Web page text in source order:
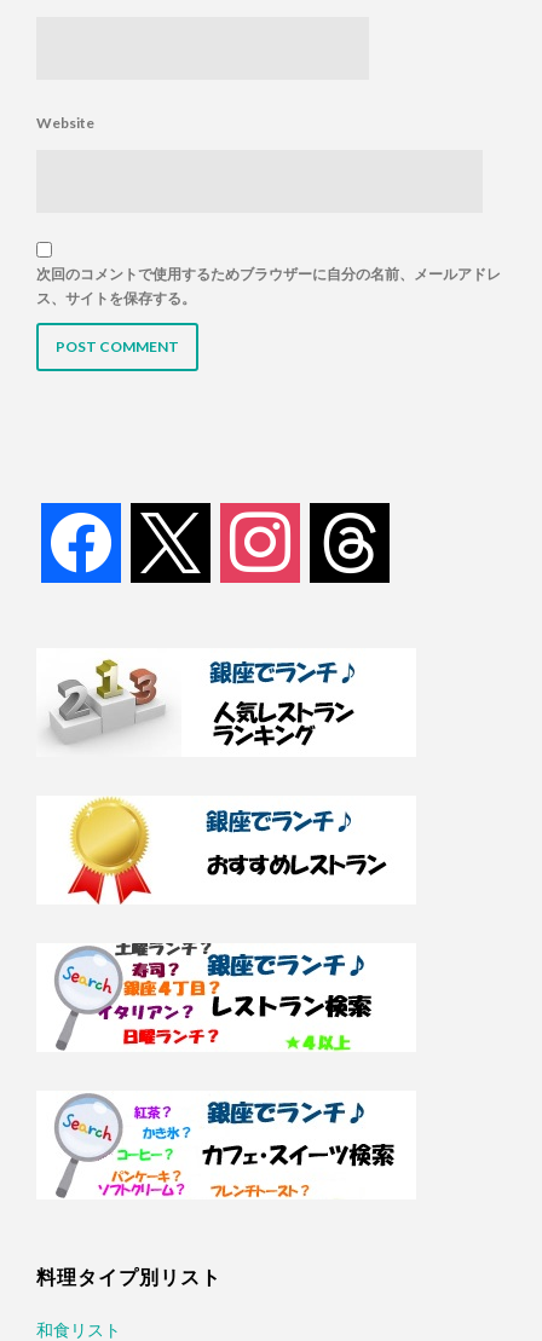
Website
次回のコメントで使用するためブラウザーに自分の名前、メールアドレ
ス、サイトを保存する。
facebook instagram threads
料理タイプ別リスト
和食リスト